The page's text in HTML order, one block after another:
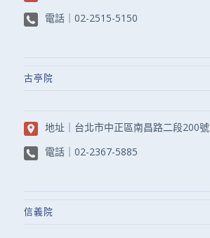
電話｜ 02-2515-5150
古亭院
地址｜ 台北市中正區南昌路二段200號
電話｜ 02-2367-5885
信義院